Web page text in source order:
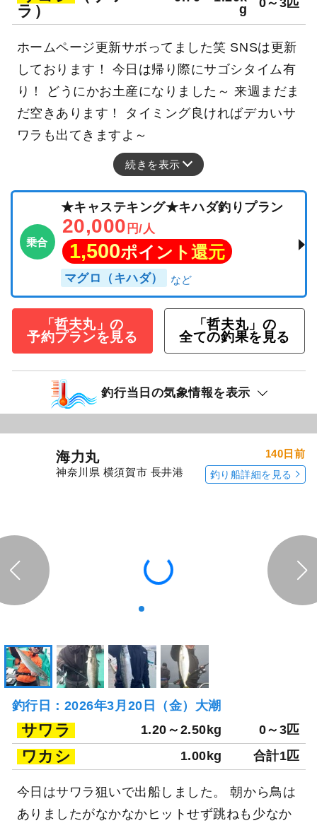
ラ）
g
0～3匹
ホームページ更新サボってました笑 SNSは更新
しております！ 今日は帰り際にサゴシタイム有
り！ どうにかお土産になりました～ 来週まだま
だ空きあります！ タイミング良ければデカいサ
ワラも出てきますよ～
続きを表示
乗合
★キャステキング★キハダ釣りプラン
20,000 円/人
1,500ポイント還元
マグロ（キハダ）
「哲夫丸」の
予約プランを見る
「哲夫丸」の
全ての釣果を見る
釣行当日の気象情報を表示
海力丸
神奈川県 横須賀市 長井港
140日前
釣り船詳細を見る
釣行日：2026年3月20日（金）大潮
サワラ 1.20～2.50kg 0～3匹
ワカシ 1.00kg 合計1匹
今日はサワラ狙いで出船しました。 朝から鳥は
ありましたがなかなかヒットせず跳ねも少なか